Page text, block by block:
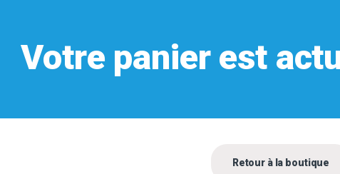
Votre panier est
Retour à la boutique